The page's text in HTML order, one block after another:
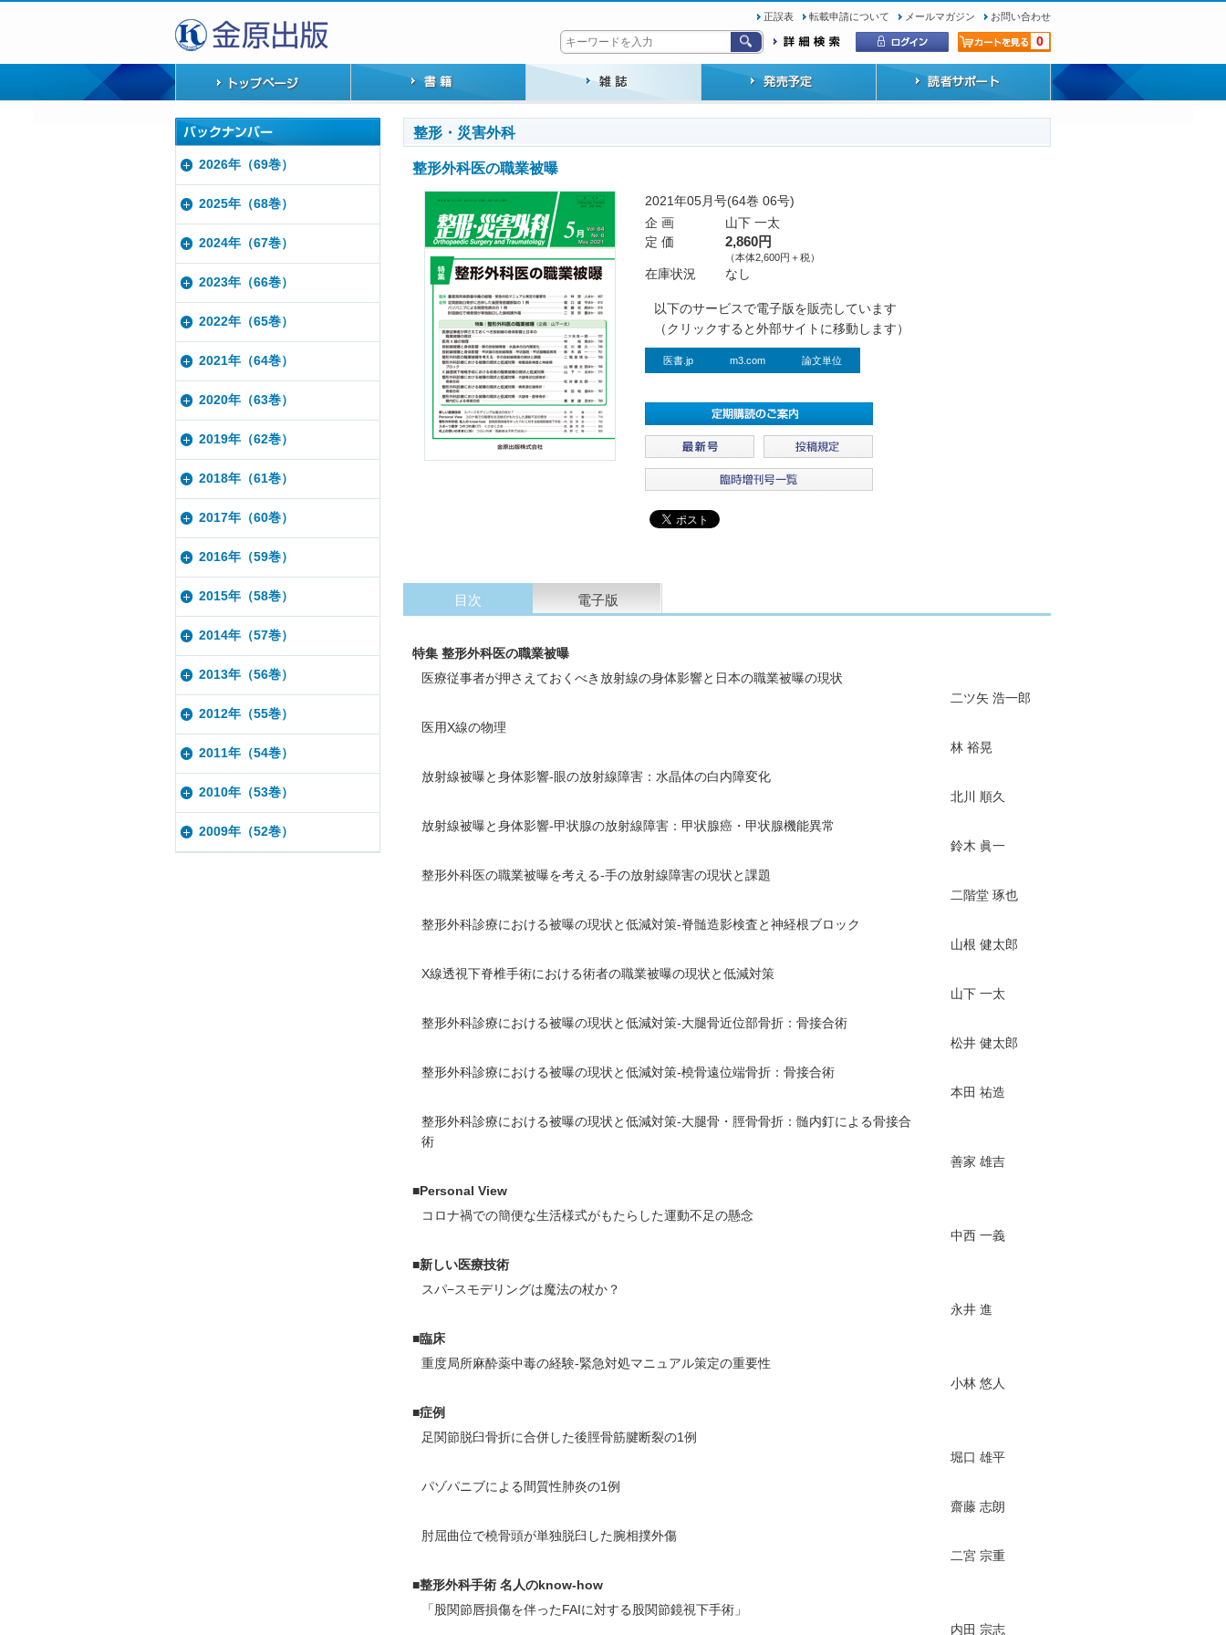
正誤表 転載申請について メールマガジン お問い合わせ
0
整形・災害外科
整形外科医の職業被曝
2021年05月号(64巻 06号)
企 画
山下 一太
定 価
2,860円
（本体2,600円＋税）
在庫状況 なし
以下のサービスで電子版を販売しています
（クリックすると外部サイトに移動します）
医書.jp m3.com 論文単位
目次 電子版
特集 整形外科医の職業被曝
医療従事者が押さえておくべき放射線の身体影響と日本の職業被曝の現状
二ツ矢 浩一郎
医用X線の物理
林 裕晃
放射線被曝と身体影響-眼の放射線障害：水晶体の白内障変化
北川 順久
放射線被曝と身体影響-甲状腺の放射線障害：甲状腺癌・甲状腺機能異常
鈴木 眞一
整形外科医の職業被曝を考える-手の放射線障害の現状と課題
二階堂 琢也
整形外科診療における被曝の現状と低減対策-脊髄造影検査と神経根ブロック
山根 健太郎
X線透視下脊椎手術における術者の職業被曝の現状と低減対策
山下 一太
整形外科診療における被曝の現状と低減対策-大腿骨近位部骨折：骨接合術
松井 健太郎
整形外科診療における被曝の現状と低減対策-橈骨遠位端骨折：骨接合術
本田 祐造
整形外科診療における被曝の現状と低減対策-大腿骨・脛骨骨折：髄内釘による骨接合
術
善家 雄吉
■Personal View
コロナ禍での簡便な生活様式がもたらした運動不足の懸念
中西 一義
■新しい医療技術
スパ−スモデリングは魔法の杖か？
永井 進
■臨床
重度局所麻酔薬中毒の経験-緊急対処マニュアル策定の重要性
小林 悠人
■症例
足関節脱臼骨折に合併した後脛骨筋腱断裂の1例
堀口 雄平
パゾパニブによる間質性肺炎の1例
齋藤 志朗
肘屈曲位で橈骨頭が単独脱臼した腕相撲外傷
二宮 宗重
■整形外科手術 名人のknow-how
「股関節唇損傷を伴ったFAIに対する股関節鏡視下手術」
内田 宗志
2026年（69巻）
2025年（68巻）
2024年（67巻）
2023年（66巻）
2022年（65巻）
2021年（64巻）
2020年（63巻）
2019年（62巻）
2018年（61巻）
2017年（60巻）
2016年（59巻）
2015年（58巻）
2014年（57巻）
2013年（56巻）
2012年（55巻）
2011年（54巻）
2010年（53巻）
2009年（52巻）